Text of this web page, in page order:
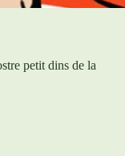
petit dins de la